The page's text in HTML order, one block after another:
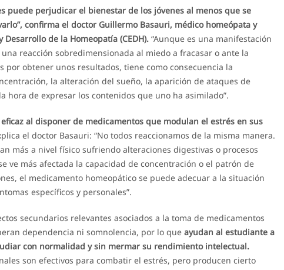
puede perjudicar el bienestar de los jóvenes al menos que se
confirma el doctor Guillermo Basauri, médico homeópata y
de la Homeopatía (CEDH). “Aunque es una manifestación
reacción sobredimensionada al miedo a fracasar o ante la
por obtener unos resultados, tiene como consecuencia la
la alteración del sueño, la aparición de ataques de
hora de expresar los contenidos que uno ha asimilado”.
al disponer de medicamentos que modulan el estrés en sus
el doctor Basauri: “No todos reaccionamos de la misma manera.
más a nivel físico sufriendo alteraciones digestivas o procesos
ve más afectada la capacidad de concentración o el patrón de
el medicamento homeopático se puede adecuar a la situación
específicos y personales”.
secundarios relevantes asociados a la toma de medicamentos
dependencia ni somnolencia, por lo que ayudan al estudiante a
con normalidad y sin mermar su rendimiento intelectual.
son efectivos para combatir el estrés, pero producen cierto